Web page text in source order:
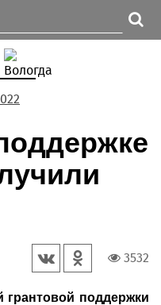
3532
поддержки